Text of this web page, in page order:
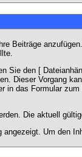
Beiträge
Sie den [
Dieser Vorgang
in das Formular
Die aktuell
Um den